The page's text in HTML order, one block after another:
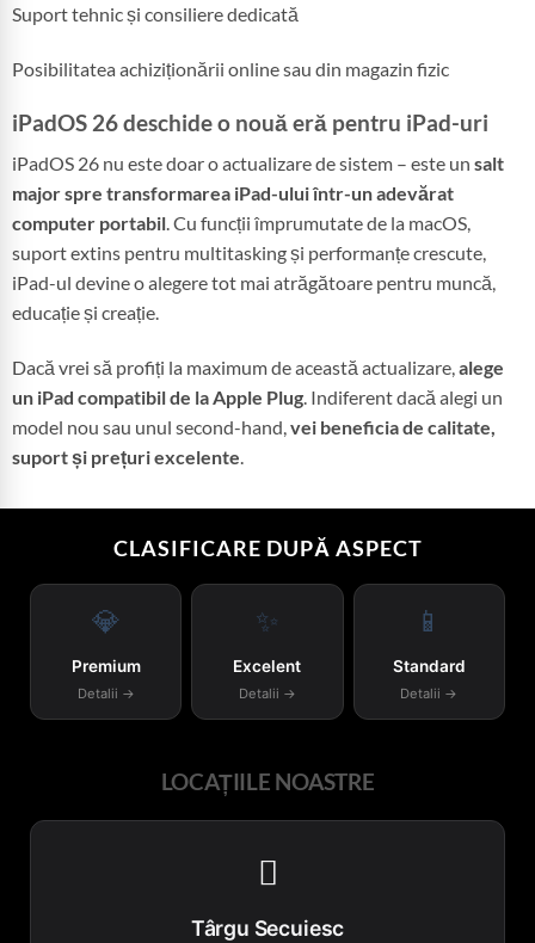
Suport tehnic și consiliere dedicată
Posibilitatea achiziționării online sau din magazin fizic
iPadOS 26 deschide o nouă eră pentru iPad-uri
iPadOS 26 nu este doar o actualizare de sistem – este un salt
major spre transformarea iPad-ului într-un adevărat
computer portabil. Cu funcții împrumutate de la macOS,
suport extins pentru multitasking și performanțe crescute,
iPad-ul devine o alegere tot mai atrăgătoare pentru muncă,
educație și creație.
Dacă vrei să profiți la maximum de această actualizare,alege
un iPad compatibil de la Apple Plug. Indiferent dacă alegi un
model nou sau unul second-hand,vei beneficia de calitate,
suport și prețuri excelente.
CLASIFICARE DUPĂ ASPECT
💎
Premium
Detalii →
✨
Excelent
Detalii →
📱
Standard
Detalii →
LOCAȚIILE NOASTRE

Târgu Secuiesc